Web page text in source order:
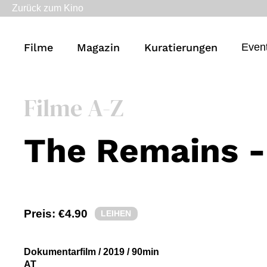
Zurück zum Kino
Filme Magazin Kuratierungen
Filme A-Z
The Remains
Preis: €4.90 LEIHEN
Dokumentarfilm /2019 /90min
AT